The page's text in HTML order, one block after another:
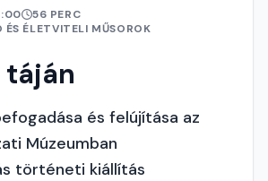
56 PERC
ÉLETVITELI MŰSOROK
táján
és felújítása az
Múzeumban
történeti kiállítás